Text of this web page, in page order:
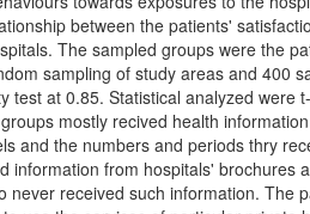
between the patients'
The sampled groups were the
sampling of study areas and 400
at 0.85. Statistical analyzed were
mostly recived health
and the numbers and periods thry
information from hospitals'
received such information.